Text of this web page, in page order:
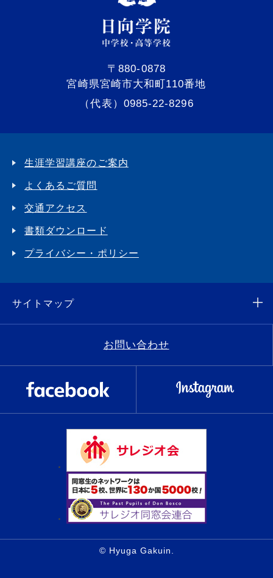
〒880-0878
宮崎県宮崎市大和町110番地
（代表）0985-22-8296
生涯学習講座のご案内
よくあるご質問
交通アクセス
書類ダウンロード
プライバシー・ポリシー
サイトマップ
お問い合わせ
© Hyuga Gakuin.